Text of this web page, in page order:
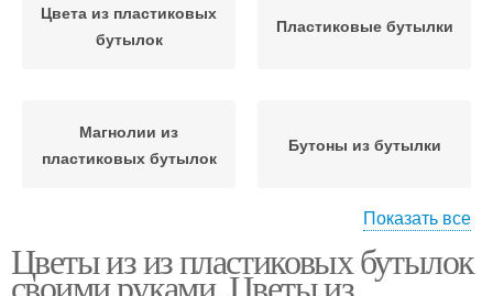
Цвета из пластиковых
бутылок
Пластиковые бутылки
Магнолии из
пластиковых бутылок
Бутоны из бутылки
Бутылки на ножках Бутылки для клумбы
Показать все
Цветы из из пластиковых бутылок